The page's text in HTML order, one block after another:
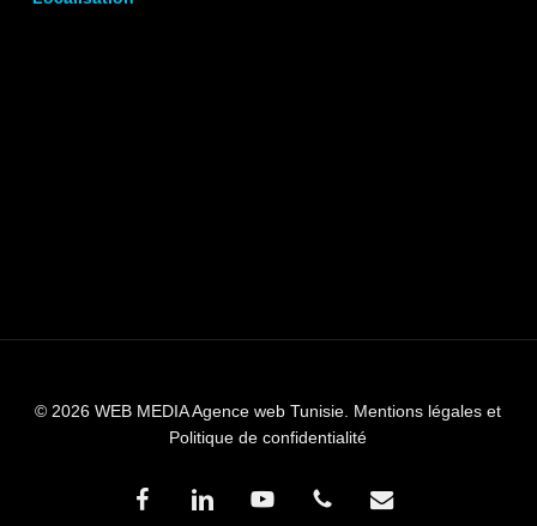
© 2026 WEB MEDIA Agence web Tunisie. Mentions légales et
Politique de confidentialité
facebooklinkedin youtube phone email